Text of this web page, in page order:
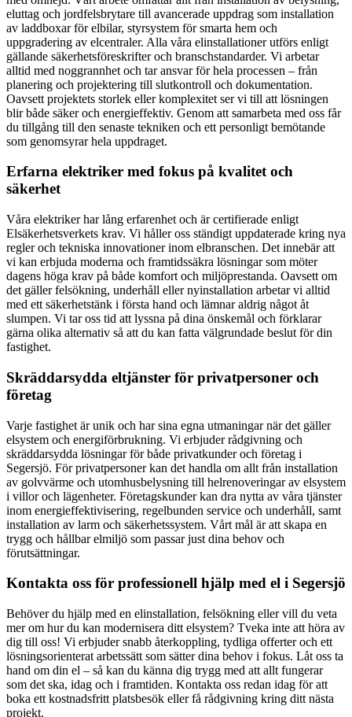
eluttag och jordfelsbrytare till avancerade uppdrag som installation
av laddboxar för elbilar, styrsystem för smarta hem och
uppgradering av elcentraler. Alla våra elinstallationer utförs enligt
gällande säkerhetsföreskrifter och branschstandarder. Vi arbetar
alltid med noggrannhet och tar ansvar för hela processen – från
planering och projektering till slutkontroll och dokumentation.
Oavsett projektets storlek eller komplexitet ser vi till att lösningen
blir både säker och energieffektiv. Genom att samarbeta med oss får
du tillgång till den senaste tekniken och ett personligt bemötande
som genomsyrar hela uppdraget.
Erfarna elektriker med fokus på kvalitet och
säkerhet
Våra elektriker har lång erfarenhet och är certifierade enligt
Elsäkerhetsverkets krav. Vi håller oss ständigt uppdaterade kring nya
regler och tekniska innovationer inom elbranschen. Det innebär att
vi kan erbjuda moderna och framtidssäkra lösningar som möter
dagens höga krav på både komfort och miljöprestanda. Oavsett om
det gäller felsökning, underhåll eller nyinstallation arbetar vi alltid
med ett säkerhetstänk i första hand och lämnar aldrig något åt
slumpen. Vi tar oss tid att lyssna på dina önskemål och förklarar
gärna olika alternativ så att du kan fatta välgrundade beslut för din
fastighet.
Skräddarsydda eltjänster för privatpersoner och
företag
Varje fastighet är unik och har sina egna utmaningar när det gäller
elsystem och energiförbrukning. Vi erbjuder rådgivning och
skräddarsydda lösningar för både privatkunder och företag i
Segersjö. För privatpersoner kan det handla om allt från installation
av golvvärme och utomhusbelysning till helrenoveringar av elsystem
i villor och lägenheter. Företagskunder kan dra nytta av våra tjänster
inom energieffektivisering, regelbunden service och underhåll, samt
installation av larm och säkerhetssystem. Vårt mål är att skapa en
trygg och hållbar elmiljö som passar just dina behov och
förutsättningar.
Kontakta oss för professionell hjälp med el i Segersjö
Behöver du hjälp med en elinstallation, felsökning eller vill du veta
mer om hur du kan modernisera ditt elsystem? Tveka inte att höra av
dig till oss! Vi erbjuder snabb återkoppling, tydliga offerter och ett
lösningsorienterat arbetssätt som sätter dina behov i fokus. Låt oss ta
hand om din el – så kan du känna dig trygg med att allt fungerar
som det ska, idag och i framtiden. Kontakta oss redan idag för att
boka ett kostnadsfritt platsbesök eller få rådgivning kring ditt nästa
projekt.